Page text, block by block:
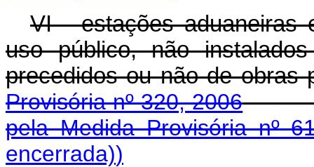
VI - estações aduaneiras
uso público, não
precedidos ou não
Provisória nº 320, 2006
pela Medida Provisória nº
encerrada))